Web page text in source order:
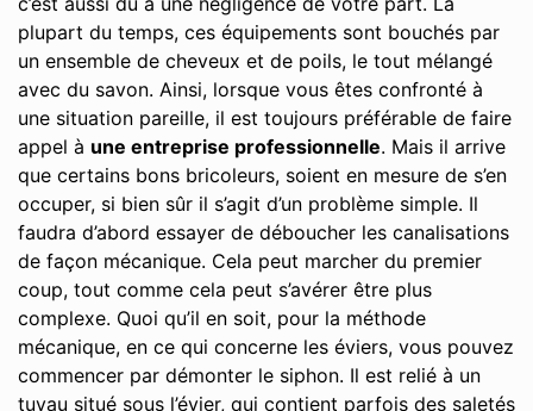
plupart du temps, ces équipements sont bouchés par
un ensemble de cheveux et de poils, le tout mélangé
avec du savon. Ainsi, lorsque vous êtes confronté à
une situation pareille, il est toujours préférable de faire
appel à une entreprise professionnelle. Mais il arrive
que certains bons bricoleurs, soient en mesure de s’en
occuper, si bien sûr il s’agit d’un problème simple. Il
faudra d’abord essayer de déboucher les canalisations
de façon mécanique. Cela peut marcher du premier
coup, tout comme cela peut s’avérer être plus
complexe. Quoi qu’il en soit, pour la méthode
mécanique, en ce qui concerne les éviers, vous pouvez
commencer par démonter le siphon. Il est relié à un
tuyau situé sous l’évier, qui contient parfois des saletés